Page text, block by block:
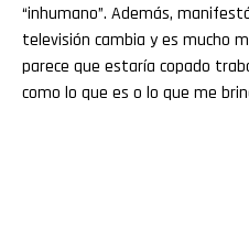
“inhumano”. Además,
televisión cambia y es mucho
parece que estaría copado
como lo que es o lo que me